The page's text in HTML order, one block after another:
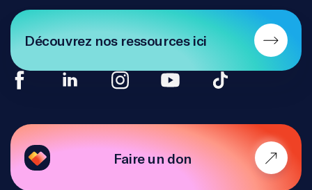
Faire un don
Découvrez nos ressources ici